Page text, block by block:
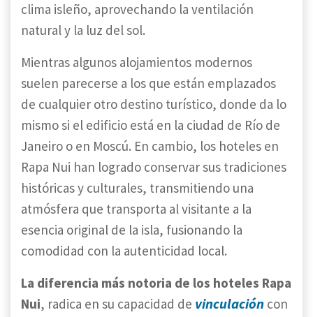
clima isleño, aprovechando la ventilación
natural y la luz del sol.
Mientras algunos alojamientos modernos
suelen parecerse a los que están emplazados
de cualquier otro destino turístico, donde da lo
mismo si el edificio está en la ciudad de Río de
Janeiro o en Moscú. En cambio, los hoteles en
Rapa Nui han logrado conservar sus tradiciones
históricas y culturales, transmitiendo una
atmósfera que transporta al visitante a la
esencia original de la isla, fusionando la
comodidad con la autenticidad local.
La diferencia más notoria de los hoteles Rapa
Nui, radica en su capacidad de vinculación con